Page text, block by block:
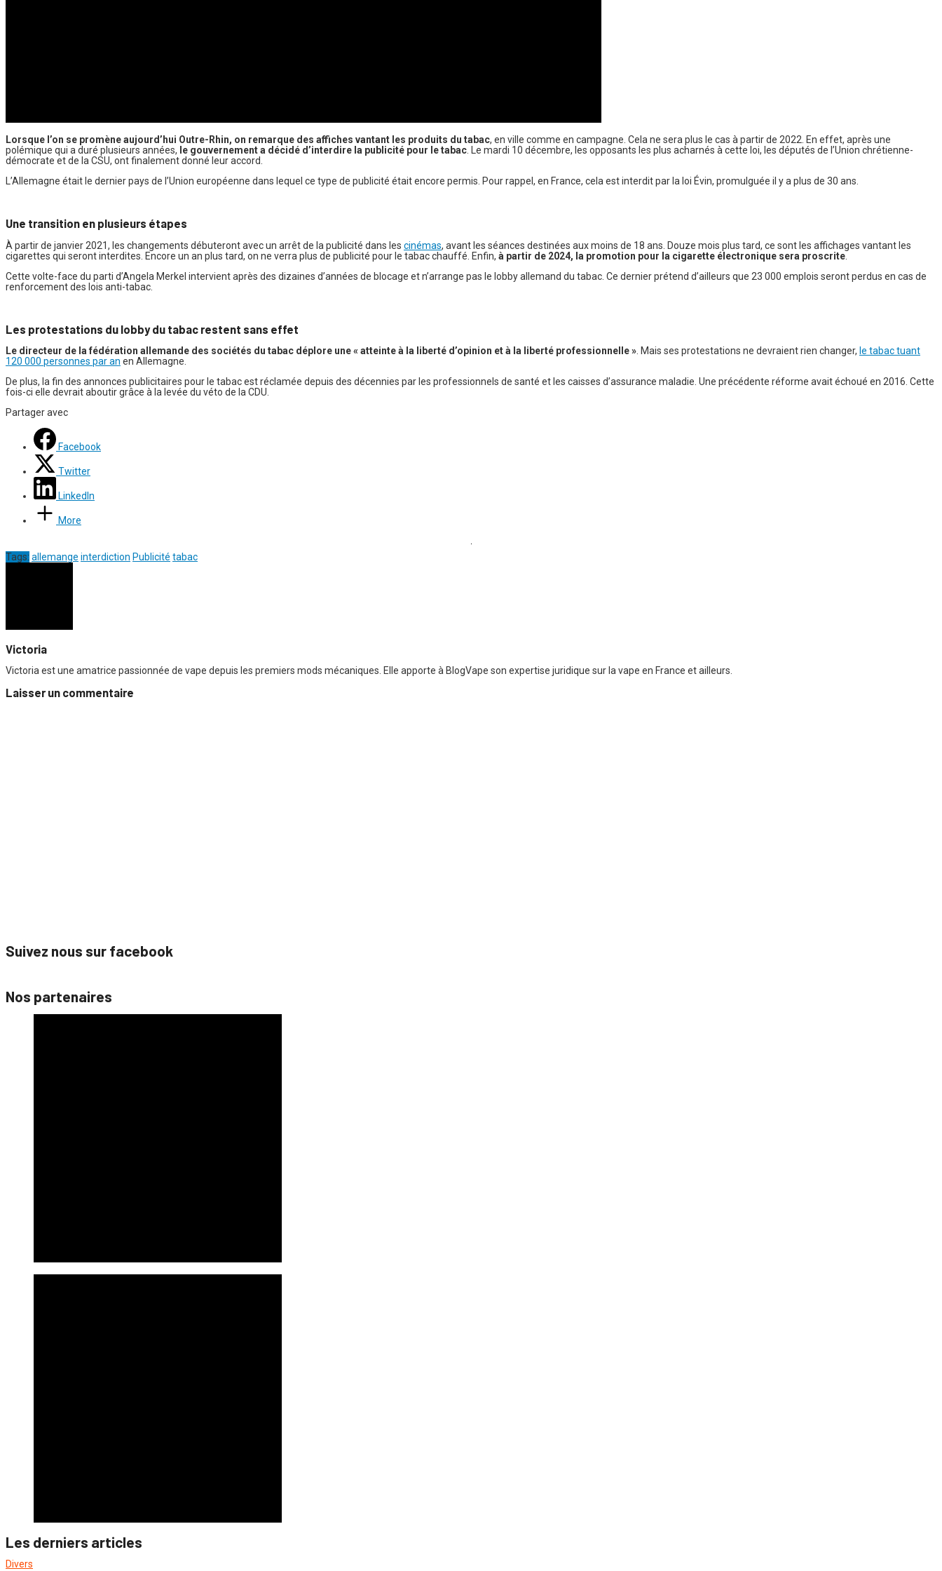
Lorsque l’on se promène aujourd’hui Outre-Rhin, on remarque des affiches vantant les produits du tabac, en ville comme en campagne. Cela ne sera plus le cas à partir de 2022. En effet, après une
polémique qui a duré plusieurs années, le gouvernement a décidé d’interdire la publicité pour le tabac . Le mardi 10 décembre, les opposants les plus acharnés à cette loi, les députés de l’Union chrétienne-
démocrate et de la CSU, ont finalement donné leur accord.
L’Allemagne était le dernier pays de l’Union européenne dans lequel ce type de publicité était encore permis. Pour rappel, en France, cela est interdit par la loi Évin, promulguée il y a plus de 30 ans.
Une transition en plusieurs étapes
À partir de janvier 2021, les changements débuteront avec un arrêt de la publicité dans les cinémas, avant les séances destinées aux moins de 18 ans. Douze mois plus tard, ce sont les affichages vantant les
cigarettes qui seront interdites. Encore un an plus tard, on ne verra plus de publicité pour le tabac chauffé. Enfin, à partir de 2024, la promotion pour la cigarette électronique sera proscrite
Cette volte-face du parti d’Angela Merkel intervient après des dizaines d’années de blocage et n’arrange pas le lobby allemand du tabac. Ce dernier prétend d’ailleurs que 23 000 emplois seront perdus en cas de
renforcement des lois anti-tabac.
Les protestations du lobby du tabac restent sans effet
Le directeur de la fédération allemande des sociétés du tabac déplore une « atteinte à la liberté d’opinion et à la liberté professionnelle ». Mais ses protestations ne devraient rien changer, le tabac tuant
120 000 personnes par an en Allemagne.
De plus, la fin des annonces publicitaires pour le tabac est réclamée depuis des décennies par les professionnels de santé et les caisses d’assurance maladie. Une précédente réforme avait échoué en 2016. Cette
fois-ci elle devrait aboutir grâce à la levée du véto de la CDU.
Partager avec
Facebook
Twitter
LinkedIn
More
Tags: allemange interdiction Publicité tabac
Victoria
Victoria est une amatrice passionnée de vape depuis les premiers mods mécaniques. Elle apporte à BlogVape son expertise juridique sur la vape en France et ailleurs.
Laisser un commentaire
Suivez nous sur facebook
Nos partenaires
Les derniers articles
Divers